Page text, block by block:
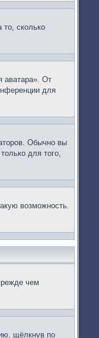
то, сколько
аватара». От
для
Обычно вы
для того,
возможность.
чем
щёлкнув по